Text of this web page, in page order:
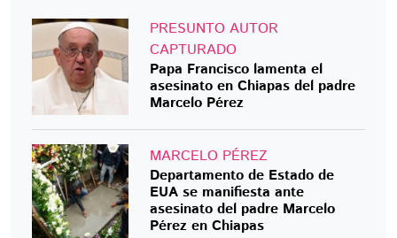
PRESUNTO AUTOR
CAPTURADO
Papa Francisco lamenta el
asesinato en Chiapas del padre
Marcelo Pérez
MARCELO PÉREZ
Departamento de Estado de
EUA se manifiesta ante
asesinato del padre Marcelo
Pérez en Chiapas